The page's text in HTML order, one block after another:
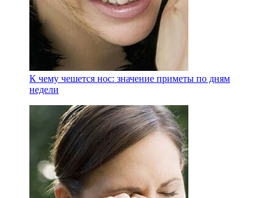
К чему чешется нос: значение приметы по дням
недели